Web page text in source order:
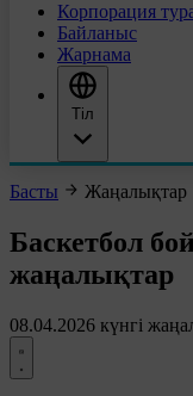
Корпорация
Байланыс
Жарнама
Тіл
Басты Жаңалықтар
Баскетбол
жаңалықтар
08.04.2026 күнгі